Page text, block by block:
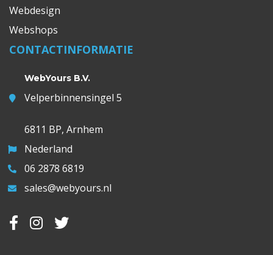
Webdesign
Webshops
CONTACTINFORMATIE
WebYours B.V.
Velperbinnensingel 5
6811 BP, Arnhem
Nederland
06 2878 6819
sales@webyours.nl